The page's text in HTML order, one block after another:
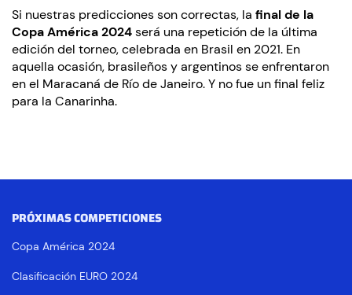
Si nuestras predicciones son correctas, la final de la
Copa América 2024será una repetición de la última
edición del torneo, celebrada en Brasil en 2021. En
aquella ocasión, brasileños y argentinos se enfrentaron
en el Maracaná de Río de Janeiro. Y no fue un final feliz
para la Canarinha.
PRÓXIMAS COMPETICIONES
Copa América 2024
Clasificación EURO 2024